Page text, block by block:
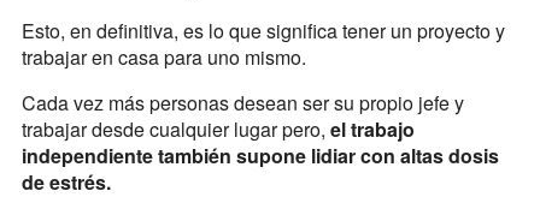
Esto, en definitiva, es lo que significa tener un proyecto y
trabajar en casa para uno mismo.
Cada vez más personas desean ser su propio jefe y
trabajar desde cualquier lugar pero, el trabajo
independiente también supone lidiar con altas dosis
de estrés.